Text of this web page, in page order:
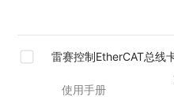
雷赛控制EtherCAT总线
使用手册